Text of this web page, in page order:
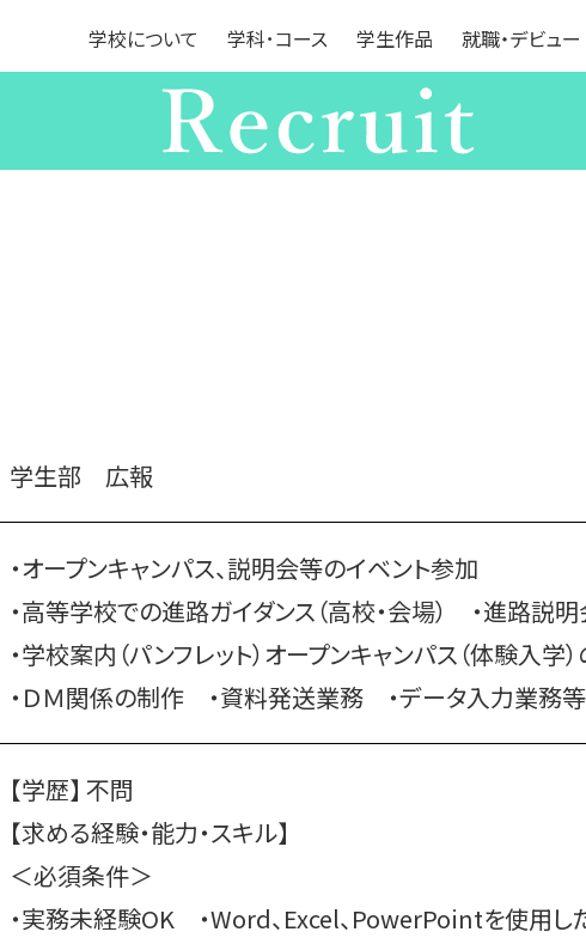
学校について 学科･コース 学生作品 就職・デビュー
学生部 広報
・オープンキャンパス、説明会等のイベント参加
・高等学校での進路ガイダンス（高校・会場）
・進路説
・学校案内（パンフレット）オープンキャンパス（体験入学
・ＤＭ関係の制作
・資料発送業務 ・データ入力業務等
【学歴】 不問
【求める経験・能力・スキル】
＜必須条件＞
・実務未経験OK
・Word、Excel、PowerPointを使用